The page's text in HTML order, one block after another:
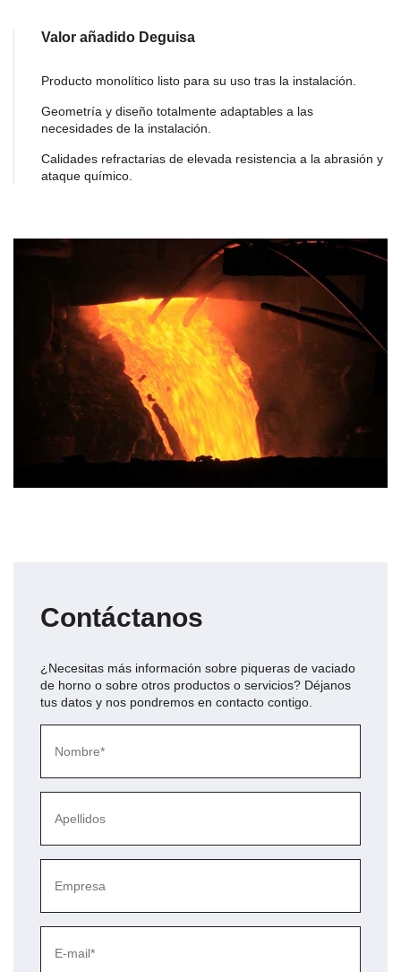
Valor añadido Deguisa
Producto monolítico listo para su uso tras la instalación.
Geometría y diseño totalmente adaptables a las
necesidades de la instalación.
Calidades refractarias de elevada resistencia a la abrasión y
ataque químico.
Contáctanos
¿Necesitas más información sobre piqueras de vaciado
de horno o sobre otros productos o servicios? Déjanos
tus datos y nos pondremos en contacto contigo.